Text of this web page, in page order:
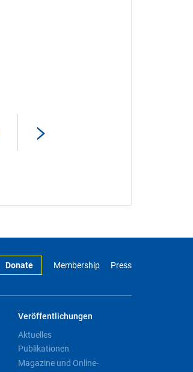
Donate Membership Press
Veröffentlichungen
Aktuelles
Publikationen
Magazine und Online-